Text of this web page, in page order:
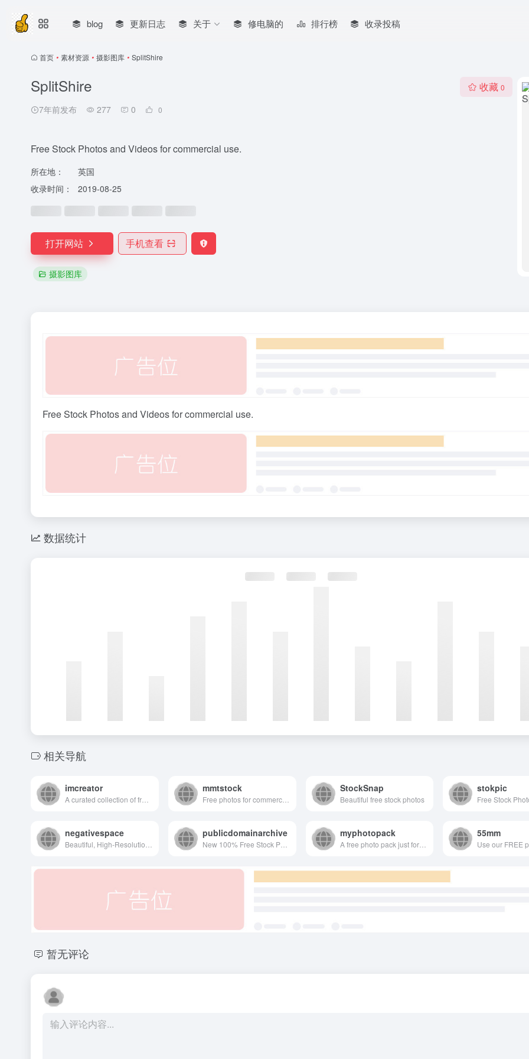
blog 更新日志 关于 修电脑的 排行榜 收录投稿
首页 • 素材资源 • 摄影图库 • SplitShire
SplitShire
7年前发布 277 0 0
收藏 0
Free Stock Photos and Videos for commercial use.
所在地：
英国
收录时间：
2019-08-25
打开网站 手机查看
摄影图库
Free Stock Photos and Videos for commercial use.
数据统计
相关导航
imcreator mmtstock
Free photos for commercial use
StockSnap
Beautiful free stock photos
stokpic
negativespace publicdomainarchive
New 100% Free Stock Photos. Every. Single. Week.
myphotopack
A free photo pack just for you. Every month.
55mm
暂无评论